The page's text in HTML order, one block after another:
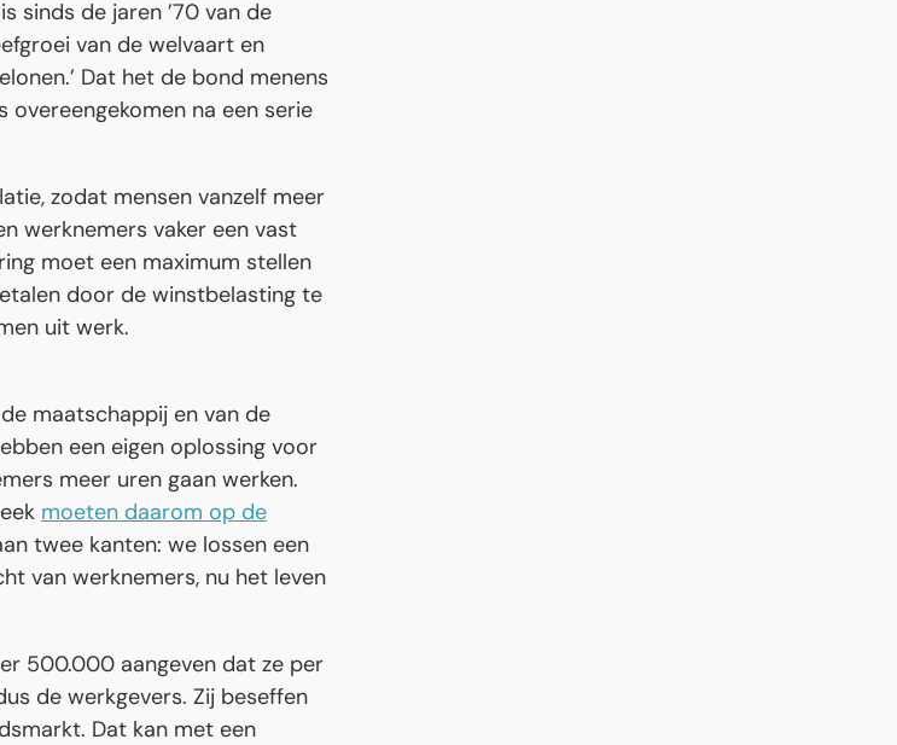
sinds de jaren ’70 van de
van de welvaart en
Dat het de bond menens
overeengekomen na een serie
zodat mensen vanzelf meer
werknemers vaker een vast
moet een maximum stellen
door de winstbelasting te
uit werk.
maatschappij en van de
een eigen oplossing voor
meer uren gaan werken.
moeten daarom op de
twee kanten: we lossen een
van werknemers, nu het leven
500.000 aangeven dat ze per
de werkgevers. Zij beseffen
Dat kan met een